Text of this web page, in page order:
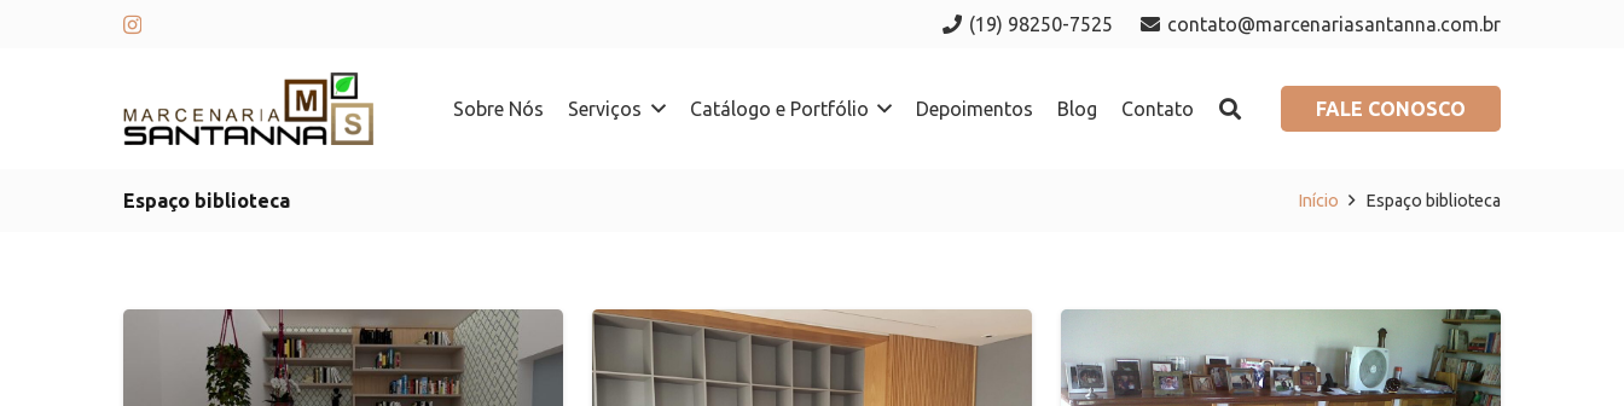
(19) 98250-7525 contato@marcenariasantanna.com.br
Sobre Nós Serviços Catálogo e Portfólio Depoimentos Blog Contato FALE CONOSCO
Espaço biblioteca Início Espaço biblioteca